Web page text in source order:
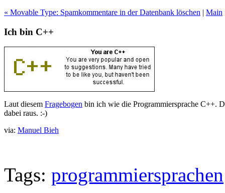
« Movable Type: Spamkommentare in der Datenbank löschen | Main
Ich bin C++
Laut diesem Fragebogen bin ich wie die Programmiersprache C++.
dabei raus. :-)
via: Manuel Bieh
Tags: programmiersprachen